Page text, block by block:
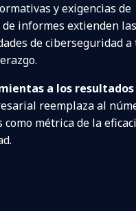
y exigencias de
informes extienden las
de ciberseguridad a
a los resultados
reemplaza al
métrica de la